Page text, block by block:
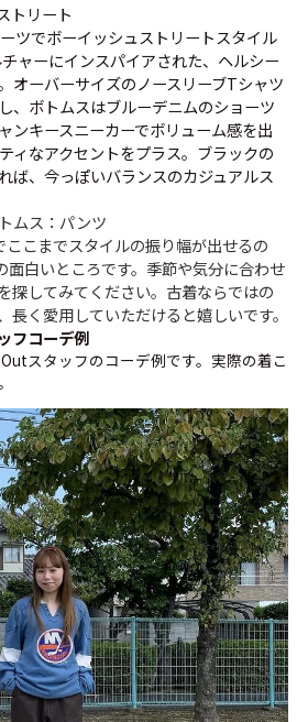
トリート
ツでボーイッシュストリートスタイル
ャーにインスパイアされた、ヘルシー
オーバーサイズのノースリーブTシャツ
、ボトムスはブルーデニムのショーツ
ンキースニーカーでボリューム感を出
ィなアクセントをプラス。ブラックの
ば、今っぽいバランスのカジュアルス
ムス：パンツ
ここまでスタイルの振り幅が出せるの
白いところです。季節や気分に合わせ
探してみてください。古着ならではの
く愛用していただけると嬉しいです。
フコーデ例
スタッフのコーデ例です。実際の着こ